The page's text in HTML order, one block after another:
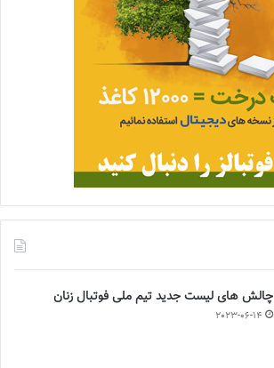
چالش هاى ليست جدید تيم ملى فوتبال زنان
2023-06-14